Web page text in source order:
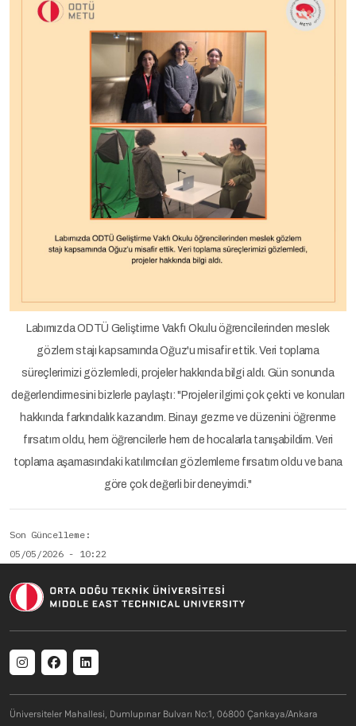
Labımızda ODTÜ Geliştirme Vakfı Okulu öğrencilerinden meslek
gözlem stajı kapsamında Oğuz'u misafir ettik. Veri toplama
süreçlerimizi gözlemledi, projeler hakkında bilgi aldı. Gün sonunda
değerlendirmesini bizlerle paylaştı: "Projeler ilgimi çok çekti ve konuları
hakkında farkındalık kazandım. Binayı gezme ve düzenini öğrenme
fırsatım oldu, hem öğrencilerle hem de hocalarla tanışabildim. Veri
toplama aşamasındaki katılımcıları gözlemleme fırsatım oldu ve bana
göre çok değerli bir deneyimdi."
Son Güncelleme
05/05/2026 - 10:22
Social menu
Üniversiteler Mahallesi, Dumlupınar Bulvarı No:1, 06800 Çankaya/Ankara